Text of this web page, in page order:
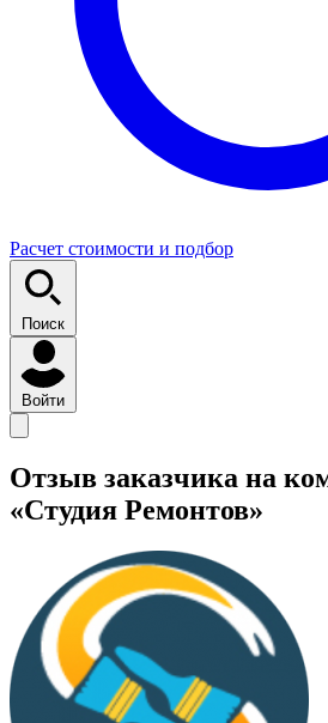
Расчет стоимости и подбор
Поиск
Войти
Отзыв заказчика на
«Студия Ремонтов»